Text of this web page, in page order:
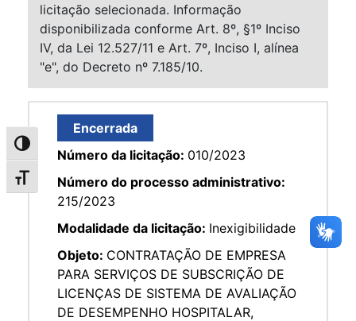
Alternar alto contraste
Alternar tamanho da fonte
licitação selecionada. Informação
disponibilizada conforme Art. 8º, §1º Inciso
IV, da Lei 12.527/11 e Art. 7º, Inciso I, alínea
"e", do Decreto nº 7.185/10.
Encerrada
Número da licitação: 010/2023
Número do processo administrativo:
215/2023
Modalidade da licitação: Inexigibilidade
Objeto: CONTRATAÇÃO DE EMPRESA
PARA SERVIÇOS DE SUBSCRIÇÃO DE
LICENÇAS DE SISTEMA DE AVALIAÇÃO
DE DESEMPENHO HOSPITALAR,